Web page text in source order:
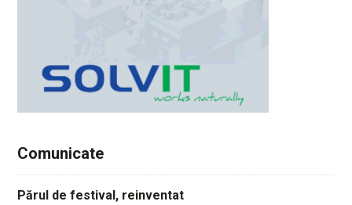
Comunicate
Părul de festival, reinventat